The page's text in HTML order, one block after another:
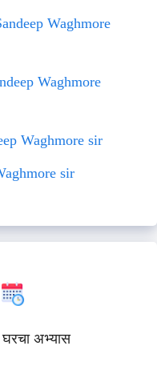
Waghmore
Waghmore
Waghmore sir
sir
घरचा अभ्यास